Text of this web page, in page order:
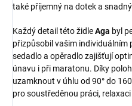
také příjemný na dotek a
Každý detail této židleAga byl
přizpůsobil vašim individuálním
sedadlo a opěradlo zajišťují
únavu i při maratonu. Díky
uzamknout v úhlu od 90° do
pro soustředěnou práci,